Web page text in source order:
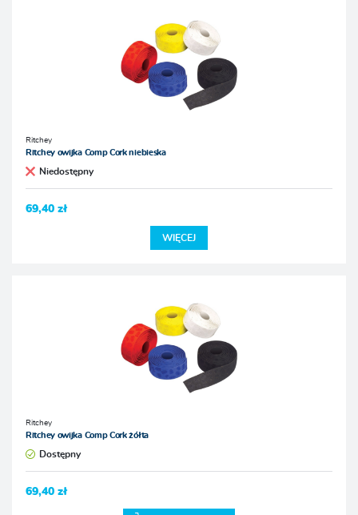
Ritchey
Ritchey owijka Comp Cork niebieska
Niedostępny
69,40 zł
WIĘCEJ
Ritchey
Ritchey owijka Comp Cork żółta
Dostępny
69,40 zł